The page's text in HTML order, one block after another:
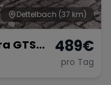
Maserati
Dettelbach (37 km)
GTS
489€
pro Tag